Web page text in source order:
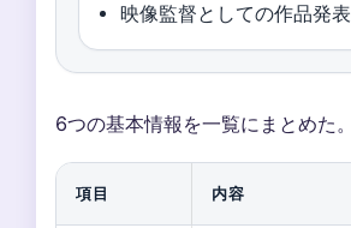
映像監督としての作品発表
6つの基本情報を一覧にまとめた。
項目 内容